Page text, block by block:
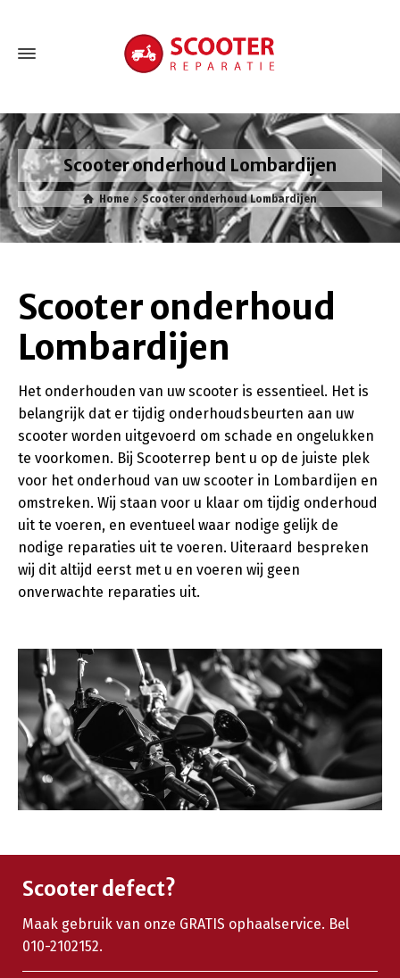
Scooter onderhoud Lombardijen
Home Scooter onderhoud Lombardijen
Scooter onderhoud
Lombardijen
Het onderhouden van uw scooter is essentieel. Het is
belangrijk dat er tijdig onderhoudsbeurten aan uw
scooter worden uitgevoerd om schade en ongelukken
te voorkomen. Bij Scooterrep bent u op de juiste plek
voor het onderhoud van uw scooter in Lombardijen en
omstreken. Wij staan voor u klaar om tijdig onderhoud
uit te voeren, en eventueel waar nodige gelijk de
nodige reparaties uit te voeren. Uiteraard bespreken
wij dit altijd eerst met u en voeren wij geen
onverwachte reparaties uit.
Scooter defect?
Maak gebruik van onze GRATIS ophaalservice. Bel
010-2102152.